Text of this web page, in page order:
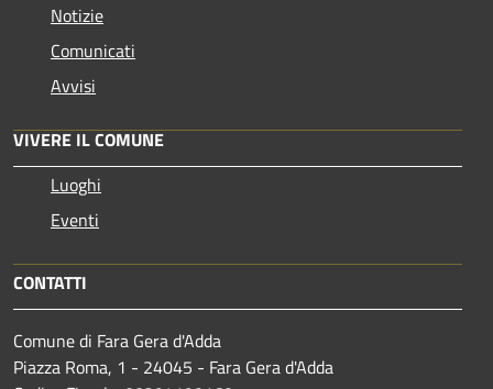
Notizie
Comunicati
Avvisi
VIVERE IL COMUNE
Luoghi
Eventi
CONTATTI
Comune di Fara Gera d'Adda
Piazza Roma, 1 - 24045 - Fara Gera d'Adda